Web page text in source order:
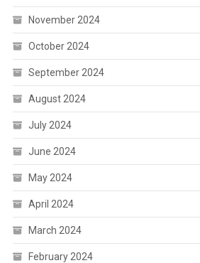
November 2024
October 2024
September 2024
August 2024
July 2024
June 2024
May 2024
April 2024
March 2024
February 2024